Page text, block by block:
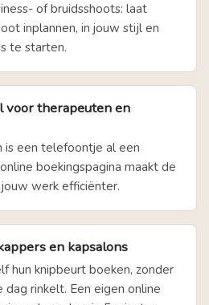
of bruidsshoots: laat
inplannen, in jouw stijl en
te starten.
voor therapeuten en
is een telefoontje al een
boekingspagina maakt de
werk efficiënter.
en kapsalons
hun knipbeurt boeken, zonder
rinkelt. Een eigen online